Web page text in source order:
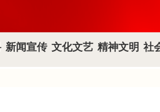
新闻宣传 文化文艺 精神文明 社